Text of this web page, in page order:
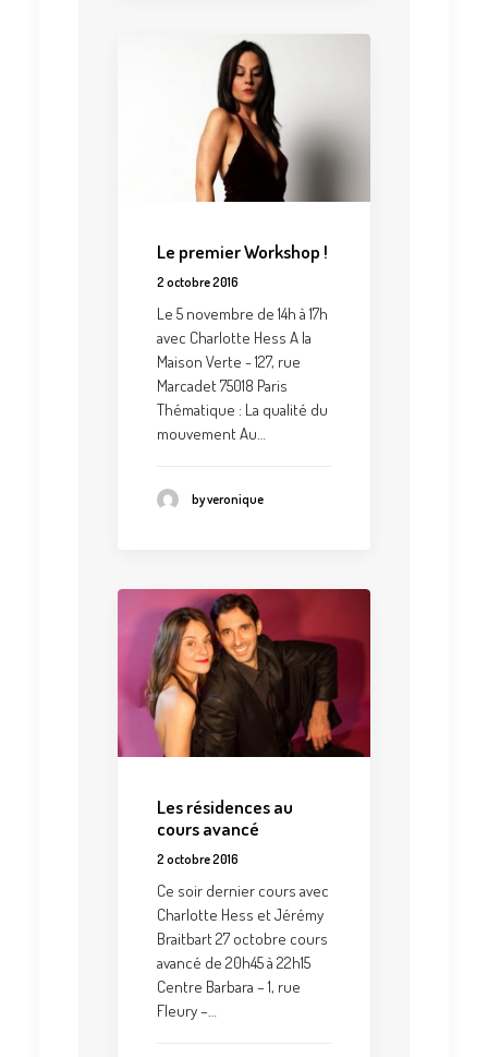
Le premier Workshop !
2 octobre 2016
Le 5 novembre de 14h à 17h
avec Charlotte Hess A la
Maison Verte - 127, rue
Marcadet 75018 Paris
Thématique : La qualité du
mouvement Au…
by veronique
Les résidences au
cours avancé
2 octobre 2016
Ce soir dernier cours avec
Charlotte Hess et Jérémy
Braitbart 27 octobre cours
avancé de 20h45 à 22h15
Centre Barbara – 1, rue
Fleury –…